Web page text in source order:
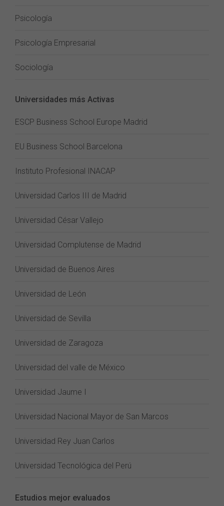
Psicología
Psicología Empresarial
Sociología
Universidades más Activas
ESCP Business School Europe Madrid
EU Business School Barcelona
Instituto Profesional INACAP
Universidad Carlos III de Madrid
Universidad César Vallejo
Universidad Complutense de Madrid
Universidad de Buenos Aires
Universidad de León
Universidad de Sevilla
Universidad de Zaragoza
Universidad del valle de México
Universidad Jaume I
Universidad Nacional Mayor de San Marcos
Universidad Rey Juan Carlos
Universidad Tecnológica del Perú
Estudios mejor evaluados